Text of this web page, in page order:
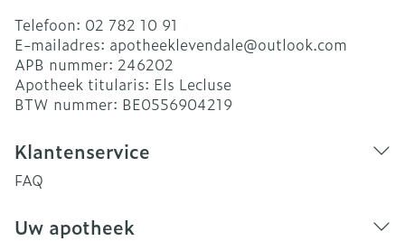
Telefoon: 02 782 10 91
E-mailadres: apotheeklevendale@outlook.com
APB nummer: 246202
Apotheek titularis: Els Lecluse
BTW nummer: BE0556904219
Klantenservice
FAQ
Uw apotheek